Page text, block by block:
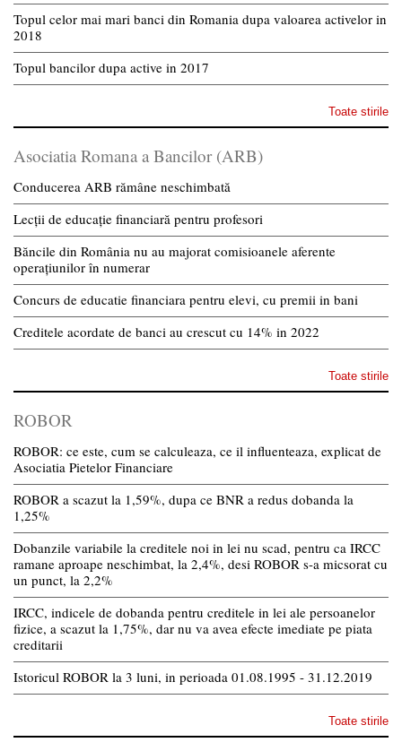
Topul celor mai mari banci din Romania dupa valoarea activelor in
2018
Topul bancilor dupa active in 2017
Toate stirile
Asociatia Romana a Bancilor (ARB)
Conducerea ARB rămâne neschimbată
Lecții de educație financiară pentru profesori
Băncile din România nu au majorat comisioanele aferente
operațiunilor în numerar
Concurs de educatie financiara pentru elevi, cu premii in bani
Creditele acordate de banci au crescut cu 14% in 2022
Toate stirile
ROBOR
ROBOR: ce este, cum se calculeaza, ce il influenteaza, explicat de
Asociatia Pietelor Financiare
ROBOR a scazut la 1,59%, dupa ce BNR a redus dobanda la
1,25%
Dobanzile variabile la creditele noi in lei nu scad, pentru ca IRCC
ramane aproape neschimbat, la 2,4%, desi ROBOR s-a micsorat cu
un punct, la 2,2%
IRCC, indicele de dobanda pentru creditele in lei ale persoanelor
fizice, a scazut la 1,75%, dar nu va avea efecte imediate pe piata
creditarii
Istoricul ROBOR la 3 luni, in perioada 01.08.1995 - 31.12.2019
Toate stirile